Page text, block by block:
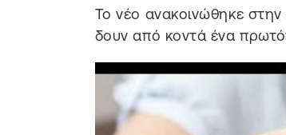
Το νέο ανακοινώθηκε
δουν από κοντά ένα